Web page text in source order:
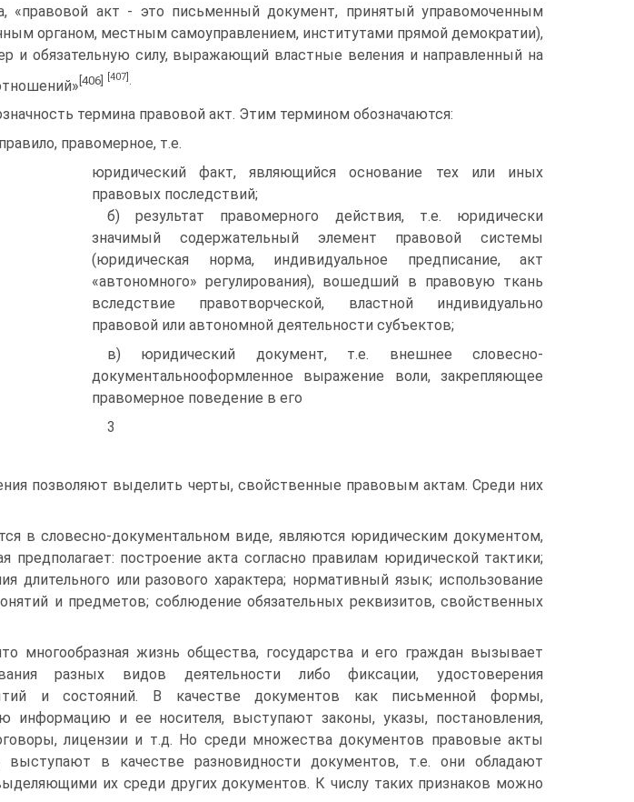
акт - это письменный документ, принятый управомоченным
органом, местным самоуправлением, институтами прямой демократии),
и обязательную силу, выражающий властные веления и направленный на
[406] [407]
термина правовой акт. Этим термином обозначаются:
правомерное, т.е.
юридический факт, являющийся основание тех или иных
правовых последствий;
б) результат правомерного действия, т.е. юридически
значимый содержательный элемент правовой системы
(юридическая норма, индивидуальное предписание, акт
«автономного» регулирования), вошедший в правовую ткань
вследствие правотворческой, властной индивидуально
правовой или автономной деятельности субъектов;
в) юридический документ, т.е. внешнее словесно-
документальнооформленное выражение воли, закрепляющее
правомерное поведение в его
3
позволяют выделить черты, свойственные правовым актам. Среди них
в словесно-документальном виде, являются юридическим документом,
предполагает: построение акта согласно правилам юридической тактики;
длительного или разового характера; нормативный язык; использование
и предметов; соблюдение обязательных реквизитов, свойственных
многообразная жизнь общества, государства и его граждан вызывает
разных видов деятельности либо фиксации, удостоверения
и состояний. В качестве документов как письменной формы,
информацию и ее носителя, выступают законы, указы, постановления,
лицензии и т.д. Но среди множества документов правовые акты
в качестве разновидности документов, т.е. они обладают
их среди других документов. К числу таких признаков можно